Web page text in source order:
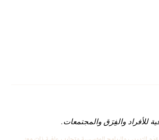
للأفراد والفِرَق والمجتمعات.